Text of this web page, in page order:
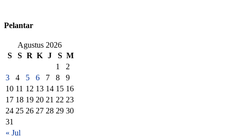
Pelantar
Agustus 2026
S
S R K J S M
« Jul
1
2
3
4 5 6 7 8
9
10 11 12 13 14 15 16
17 18 19 20 21 22 23
24 25 26 27 28 29 30
31